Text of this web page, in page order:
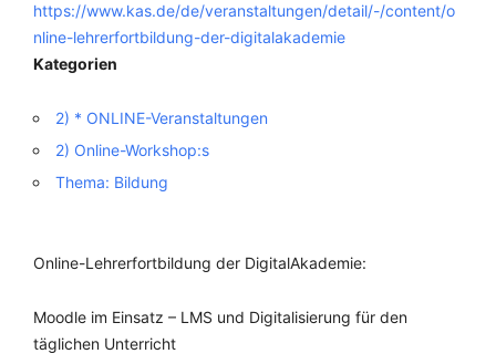
https://www.kas.de/de/veranstaltungen/detail/-/content/o
nline-lehrerfortbildung-der-digitalakademie
Kategorien
2) * ONLINE-Veranstaltungen
2) Online-Workshop:s
Thema: Bildung
Online-Lehrerfortbildung der DigitalAkademie:
Moodle im Einsatz – LMS und Digitalisierung für den
täglichen Unterricht